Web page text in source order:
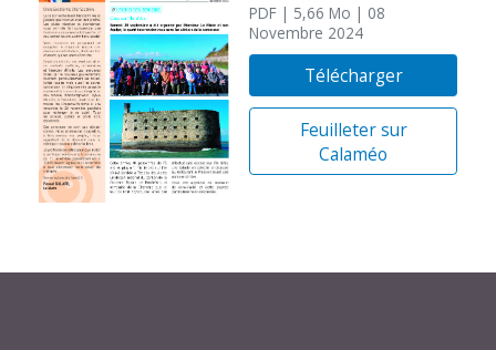
PDF | 5,66 Mo | 08
Novembre 2024
Télécharger
Feuilleter sur
Calaméo